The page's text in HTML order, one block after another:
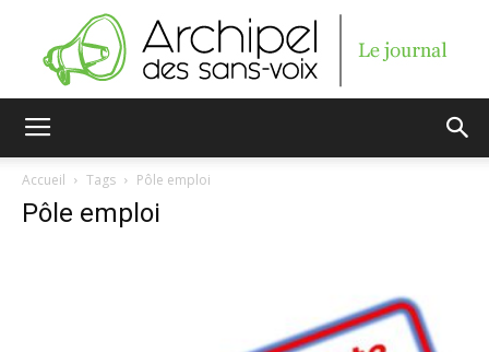
Accueil Tags Pôle emploi
Pôle emploi